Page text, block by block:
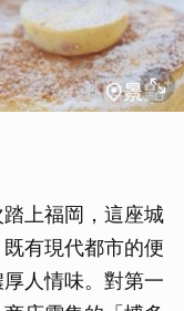
上福岡，這座城
有現代都市的便
人情味。對第一